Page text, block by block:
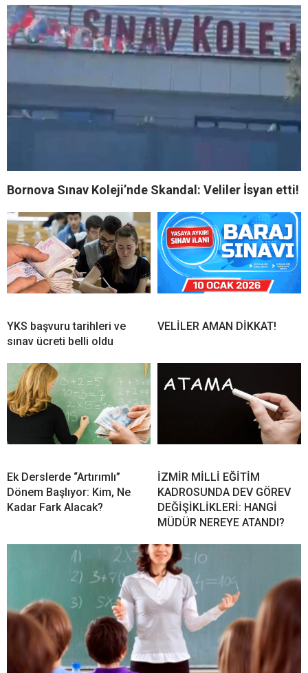
Bornova Sınav Koleji’nde Skandal: Veliler İsyan etti!
YKS başvuru tarihleri ve
sınav ücreti belli oldu
VELİLER AMAN DİKKAT!
Ek Derslerde “Artırımlı”
Dönem Başlıyor: Kim, Ne
Kadar Fark Alacak?
İZMİR MİLLİ EĞİTİM
KADROSUNDA DEV GÖREV
DEĞİŞİKLİKLERİ: HANGİ
MÜDÜR NEREYE ATANDI?